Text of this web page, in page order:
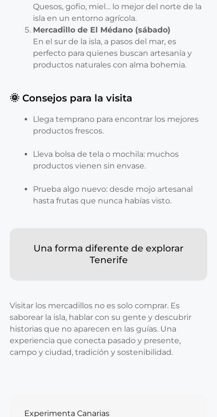
Quesos, gofio, miel… lo mejor del norte de la
isla en un entorno agrícola.
Mercadillo de El Médano (sábado)
En el sur de la isla, a pasos del mar, es
perfecto para quienes buscan artesanía y
productos naturales con alma bohemia.
🌞 Consejos para la visita
Llega temprano para encontrar los mejores
productos frescos.
Lleva bolsa de tela o mochila: muchos
productos vienen sin envase.
Prueba algo nuevo: desde mojo artesanal
hasta frutas que nunca habías visto.
Una forma diferente de explorar
Tenerife
Visitar los mercadillos no es solo comprar. Es
saborear la isla, hablar con su gente y descubrir
historias que no aparecen en las guías. Una
experiencia que conecta pasado y presente,
campo y ciudad, tradición y sostenibilidad.
Experimenta Canarias